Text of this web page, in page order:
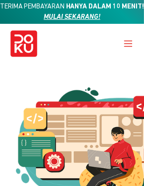
TERIMA PEMBAYARAN HANYA DALAM 10 MENIT!
MULAI SEKARANG!